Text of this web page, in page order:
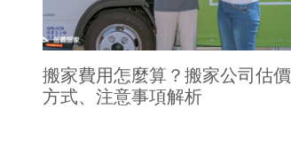
信義客戶優惠
信義成交客戶福利專區
搬家費用怎麼算？搬家公司估價
方式、注意事項解析